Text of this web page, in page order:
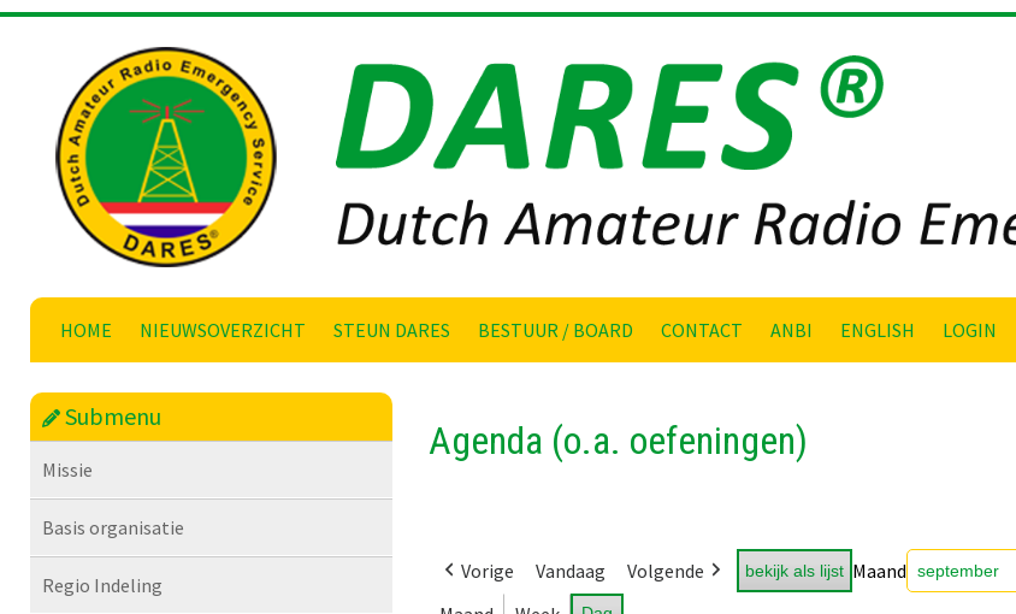
Skip
HOME NIEUWSOVERZICHT STEUN DARES BESTUUR / BOARD CONTACT ANBI ENGLISH LOGIN
Submenu
Missie
Basis organisatie
Regio Indeling
Agenda (o.a. oefeningen)
Vorige Vandaag Volgende bekijk als lijst Maand